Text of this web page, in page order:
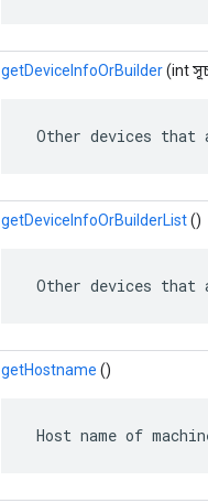
getDeviceInfoOrBuilder(int
Other devices that
getDeviceInfoOrBuilderList()
Other devices that
getHostname ()
Host name of